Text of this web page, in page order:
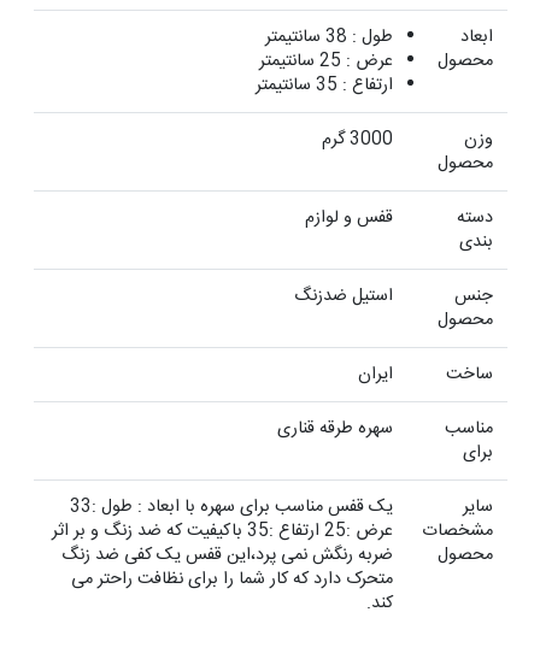
ابعاد
محصول
طول : 38 سانتیمتر
عرض : 25 سانتیمتر
ارتفاع : 35 سانتیمتر
وزن
محصول
3000 گرم
دسته
بندی
قفس و لوازم
جنس
محصول
استیل ضدزنگ
ساخت
ایران
مناسب
برای
سهره طرقه قناری
سایر
مشخصات
محصول
یک قفس مناسب برای سهره با ابعاد : طول :33
عرض :25 ارتفاع :35 باکیفیت که ضد زنگ و بر اثر
ضربه رنگش نمی پرد،این قفس یک کفی ضد زنگ
متحرک دارد که کار شما را برای نظافت راحتر می
کند.